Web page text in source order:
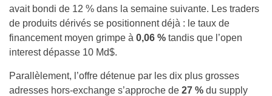
avait bondi de 12 % dans la semaine suivante. Les traders
de produits dérivés se positionnent déjà : le taux de
financement moyen grimpe à 0,06 % tandis que l’open
interest dépasse 10 Md$.
Parallèlement, l’offre détenue par les dix plus grosses
adresses hors‑exchange s’approche de 27 % du supply